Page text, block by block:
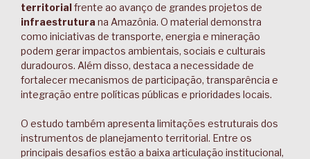
territorialfrente ao avanço de grandes projetos de
infraestrutura na Amazônia. O material demonstra
como iniciativas de transporte, energia e mineração
podem gerar impactos ambientais, sociais e culturais
duradouros. Além disso, destaca a necessidade de
fortalecer mecanismos de participação, transparência e
integração entre políticas públicas e prioridades locais.
O estudo também apresenta limitações estruturais dos
instrumentos de planejamento territorial. Entre os
principais desafios estão a baixa articulação institucional,